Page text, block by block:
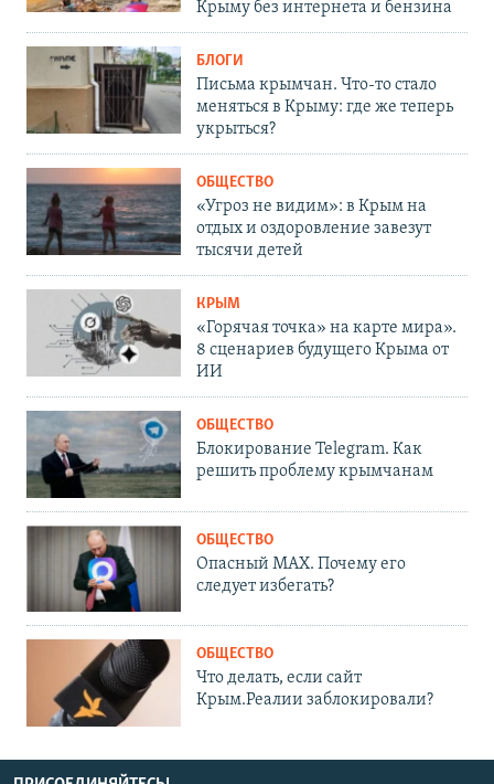
Крыму без интернета и бензина
БЛОГИ
Письма крымчан. Что-то стало
меняться в Крыму: где же теперь
укрыться?
ОБЩЕСТВО
«Угроз не видим»: в Крым на
отдых и оздоровление завезут
тысячи детей
КРЫМ
«Горячая точка» на карте мира».
8 сценариев будущего Крыма от
ИИ
ОБЩЕСТВО
Блокирование Telegram. Как
решить проблему крымчанам
ОБЩЕСТВО
Опасный MAX. Почему его
следует избегать?
ОБЩЕСТВО
Что делать, если сайт
Крым.Реалии заблокировали?